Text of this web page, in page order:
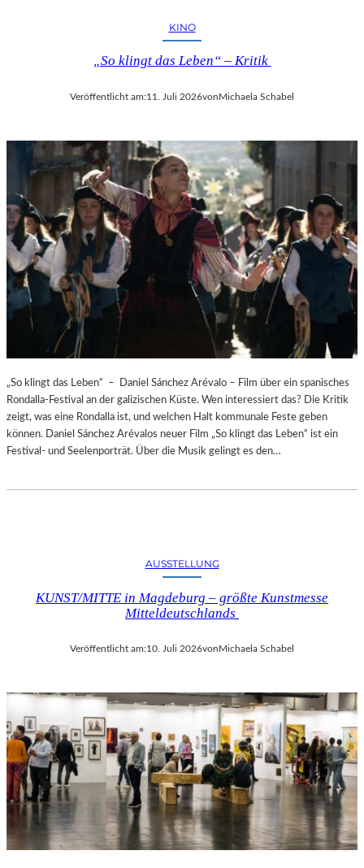
KINO
„So klingt das Leben“ – Kritik
Veröffentlicht am:11. Juli 2026vonMichaela Schabel
„So klingt das Leben“ – Daniel Sánchez Arévalo – Film über ein spanisches
Rondalla-Festival an der galizischen Küste. Wen interessiert das? Die Kritik
zeigt, was eine Rondalla ist, und welchen Halt kommunale Feste geben
können. Daniel Sánchez Arévalos neuer Film „So klingt das Leben“ ist ein
Festival- und Seelenporträt. Über die Musik gelingt es den…
AUSSTELLUNG
KUNST/MITTE in Magdeburg – größte Kunstmesse
Mitteldeutschlands
Veröffentlicht am:10. Juli 2026vonMichaela Schabel